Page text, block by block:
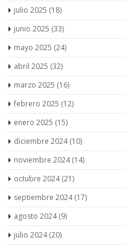
julio 2025 (18)
junio 2025 (33)
mayo 2025 (24)
abril 2025 (32)
marzo 2025 (16)
febrero 2025 (12)
enero 2025 (15)
diciembre 2024(10)
noviembre 2024(14)
octubre 2024(21)
septiembre 2024(17)
agosto 2024(9)
julio 2024(20)